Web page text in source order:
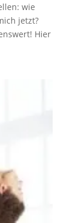
wie
jetzt?
Hier